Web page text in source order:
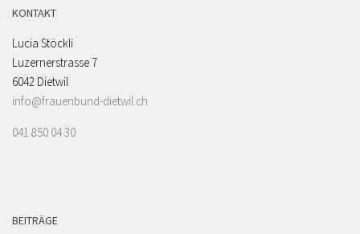
KONTAKT
Lucia Stöckli
Luzernerstrasse 7
6042 Dietwil
info@frauenbund-dietwil.ch
041 850 04 30
BEITRÄGE